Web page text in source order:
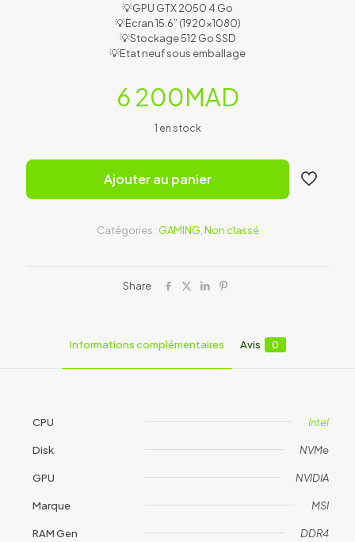
💡GPU GTX 2050 4 Go
💡Ecran 15.6” (1920×1080)
💡Stockage 512 Go SSD
💡Etat neuf sous emballage
6 200MAD
1 en stock
Ajouter au panier
Catégories : GAMING Non classé
Share
Informations complémentaires Avis 0
CPU Intel
Disk NVMe
GPU NVIDIA
Marque MSI
RAM Gen DDR4